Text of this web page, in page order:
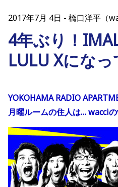
2017年7月 4日 橋口洋平（
4年ぶり！
LULU Xになっ
YOKOHAMA RADIO
月曜ルームの住人は… wacci